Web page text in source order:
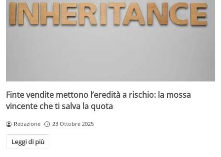
Finte vendite mettono l’eredità a rischio: la mossa
vincente che ti salva la quota
Redazione 23 Ottobre 2025
Leggi di più